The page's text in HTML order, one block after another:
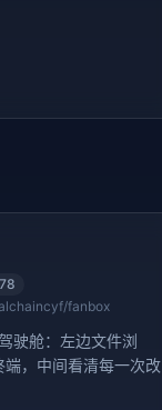
fanbox
驶舱：左边文件浏
，中间看清每一次改